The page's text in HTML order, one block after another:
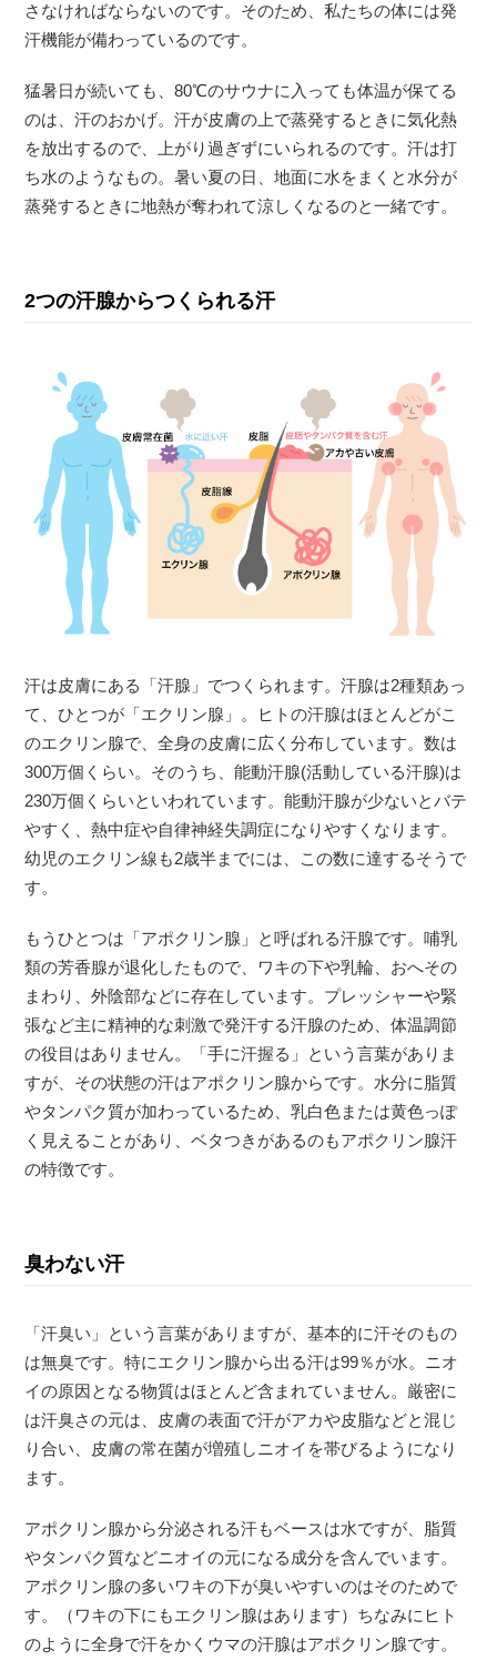
さなければならないのです。そのため、私たちの体には発
汗機能が備わっているのです。
猛暑日が続いても、80℃のサウナに入っても体温が保てる
のは、汗のおかげ。汗が皮膚の上で蒸発するときに気化熱
を放出するので、上がり過ぎずにいられるのです。汗は打
ち水のようなもの。暑い夏の日、地面に水をまくと水分が
蒸発するときに地熱が奪われて涼しくなるのと一緒です。
2つの汗腺からつくられる汗
汗は皮膚にある「汗腺」でつくられます。汗腺は2種類あっ
て、ひとつが「エクリン腺」。ヒトの汗腺はほとんどがこ
のエクリン腺で、全身の皮膚に広く分布しています。数は
300万個くらい。そのうち、能動汗腺(活動している汗腺)は
230万個くらいといわれています。能動汗腺が少ないとバテ
やすく、熱中症や自律神経失調症になりやすくなります。
幼児のエクリン線も2歳半までには、この数に達するそうで
す。
もうひとつは「アポクリン腺」と呼ばれる汗腺です。哺乳
類の芳香腺が退化したもので、ワキの下や乳輪、おへその
まわり、外陰部などに存在しています。プレッシャーや緊
張など主に精神的な刺激で発汗する汗腺のため、体温調節
の役目はありません。「手に汗握る」という言葉がありま
すが、その状態の汗はアポクリン腺からです。水分に脂質
やタンパク質が加わっているため、乳白色または黄色っぽ
く見えることがあり、ベタつきがあるのもアポクリン腺汗
の特徴です。
臭わない汗
「汗臭い」という言葉がありますが、基本的に汗そのもの
は無臭です。特にエクリン腺から出る汗は99％が水。ニオ
イの原因となる物質はほとんど含まれていません。厳密に
は汗臭さの元は、皮膚の表面で汗がアカや皮脂などと混じ
り合い、皮膚の常在菌が増殖しニオイを帯びるようになり
ます。
アポクリン腺から分泌される汗もベースは水ですが、脂質
やタンパク質などニオイの元になる成分を含んでいます。
アポクリン腺の多いワキの下が臭いやすいのはそのためで
す。（ワキの下にもエクリン腺はあります）ちなみにヒト
のように全身で汗をかくウマの汗腺はアポクリン腺です。